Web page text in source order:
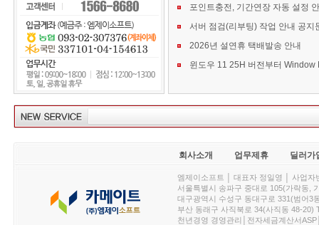
포인트충전, 기간연장 자동 설정
서버 점검(리부팅) 작업 안내 공지
2026년 설연휴 택배발송 안내
회사소개 업무제휴 딜러가
엠제이소프트 │ 대표자 정일영 │ 사업
서울특별시 송파구 중대로 105(가락동,
대구광역시 수성구 동대구로 331(범어3
부산 동래구 사직북로 34(사직동 48-20)
천년경영 경영관리│전자세금계산서